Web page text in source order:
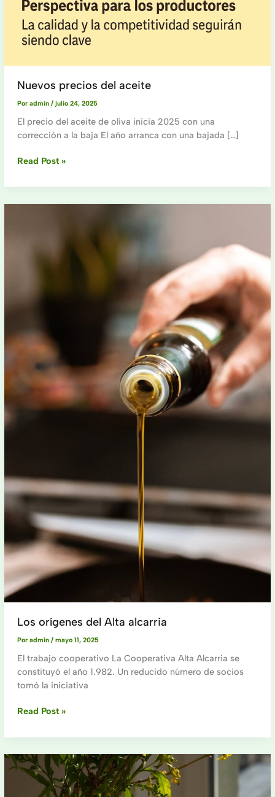
Nuevos precios del aceite
Por admin / julio 24, 2025
El precio del aceite de oliva inicia 2025 con una
corrección a la baja El año arranca con una bajada […]
Nuevos
del
Read Post »
Los orígenes del Alta alcarria
Por admin / mayo 11, 2025
El trabajo cooperativo La Cooperativa Alta Alcarria se
constituyó el año 1.982. Un reducido número de socios
tomó la iniciativa
Los
del
alcarria
Read Post »